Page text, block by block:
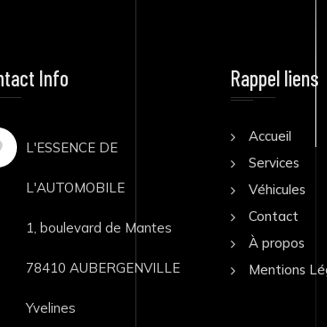
Info
L'ESSENCE DE
L'AUTOMOBILE
1, boulevard de Mantes
78410 AUBERGENVILLE
Yvelines
Rappel liens
Accueil
Services
Véhicules
Contact
À propos
Mentions